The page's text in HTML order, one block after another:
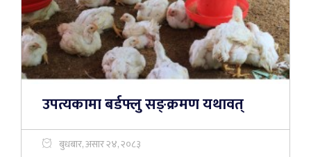
उपत्यकामा बर्डफ्लु सङ्क्रमण यथावत्
बुधबार, असार २४, २०८३